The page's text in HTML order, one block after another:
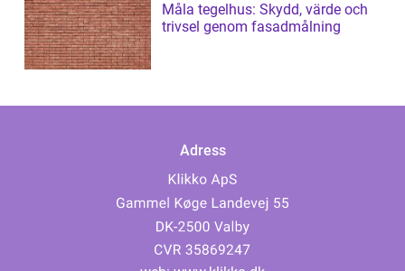
Måla tegelhus: Skydd, värde och
trivsel genom fasadmålning
Adress